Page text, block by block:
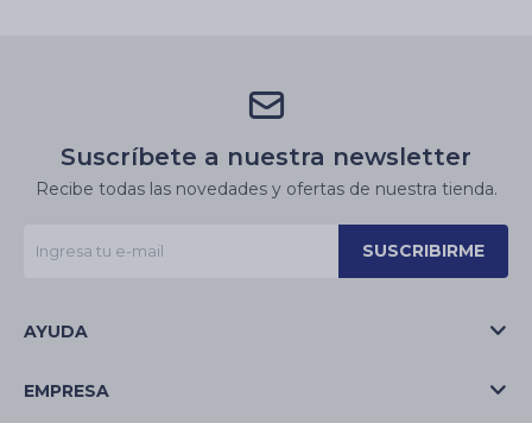
Suscríbete a nuestra newsletter
Recibe todas las novedades y ofertas de nuestra tienda.
SUSCRIBIRME
AYUDA
EMPRESA